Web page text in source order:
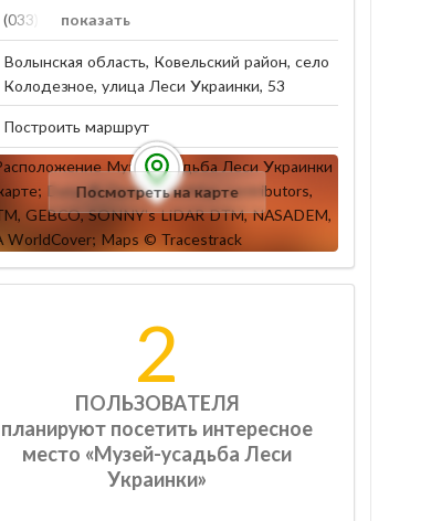
показать
(033) 529-02-2
Волынская область, Ковельский район, село
Колодезное, улица Леси Украинки, 53
Построить маршрут
Посмотреть на карте
2
ПОЛЬЗОВАТЕЛЯ
планируют посетить интересное
место «Музей-усадьба Леси
Украинки»